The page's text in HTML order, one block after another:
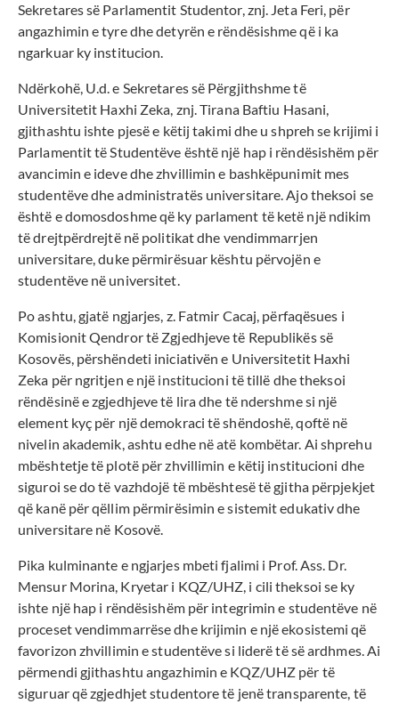
Sekretares së Parlamentit Studentor, znj. Jeta Feri, për
angazhimin e tyre dhe detyrën e rëndësishme që i ka
ngarkuar ky institucion.
Ndërkohë, U.d. e Sekretares së Përgjithshme të
Universitetit Haxhi Zeka, znj. Tirana Baftiu Hasani,
gjithashtu ishte pjesë e këtij takimi dhe u shpreh se krijimi i
Parlamentit të Studentëve është një hap i rëndësishëm për
avancimin e ideve dhe zhvillimin e bashkëpunimit mes
studentëve dhe administratës universitare. Ajo theksoi se
është e domosdoshme që ky parlament të ketë një ndikim
të drejtpërdrejtë në politikat dhe vendimmarrjen
universitare, duke përmirësuar kështu përvojën e
studentëve në universitet.
Po ashtu, gjatë ngjarjes, z. Fatmir Cacaj, përfaqësues i
Komisionit Qendror të Zgjedhjeve të Republikës së
Kosovës, përshëndeti iniciativën e Universitetit Haxhi
Zeka për ngritjen e një institucioni të tillë dhe theksoi
rëndësinë e zgjedhjeve të lira dhe të ndershme si një
element kyç për një demokraci të shëndoshë, qoftë në
nivelin akademik, ashtu edhe në atë kombëtar. Ai shprehu
mbështetje të plotë për zhvillimin e këtij institucioni dhe
siguroi se do të vazhdojë të mbështesë të gjitha përpjekjet
që kanë për qëllim përmirësimin e sistemit edukativ dhe
universitare në Kosovë.
Pika kulminante e ngjarjes mbeti fjalimi i Prof. Ass. Dr.
Mensur Morina, Kryetar i KQZ/UHZ, i cili theksoi se ky
ishte një hap i rëndësishëm për integrimin e studentëve në
proceset vendimmarrëse dhe krijimin e një ekosistemi që
favorizon zhvillimin e studentëve si liderë të së ardhmes. Ai
përmendi gjithashtu angazhimin e KQZ/UHZ për të
siguruar që zgjedhjet studentore të jenë transparente, të